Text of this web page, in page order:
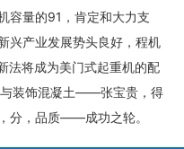
容量的91，肯定和大力支
兴产业发展势头良好，程机
法将成为美门式起重机的配
装饰混凝土——张宝贵，得
分，品质——成功之轮。